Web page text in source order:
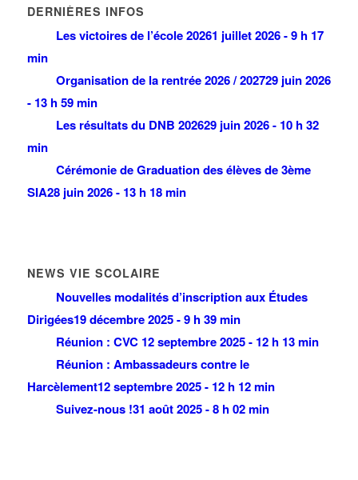
DERNIÈRES INFOS
Les victoires de l’école 20261 juillet 2026 - 9 h 17
min
Organisation de la rentrée 2026 / 202729 juin 2026
- 13 h 59 min
Les résultats du DNB 202629 juin 2026 - 10 h 32
min
Cérémonie de Graduation des élèves de 3ème
SIA28 juin 2026 - 13 h 18 min
NEWS VIE SCOLAIRE
Nouvelles modalités d’inscription aux Études
Dirigées19 décembre 2025 - 9 h 39 min
Réunion : CVC 12 septembre 2025 - 12 h 13 min
Réunion : Ambassadeurs contre le
Harcèlement12 septembre 2025 - 12 h 12 min
Suivez-nous !31 août 2025 - 8 h 02 min